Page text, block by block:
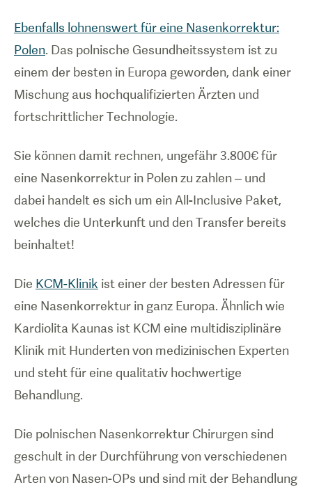
Ebenfalls lohnenswert für eine Nasenkorrektur:
Polen. Das polnische Gesundheitssystem ist zu
einem der besten in Europa geworden, dank einer
Mischung aus hochqualifizierten Ärzten und
fortschrittlicher Technologie.
Sie können damit rechnen, ungefähr 3.800€ für
eine Nasenkorrektur in Polen zu zahlen – und
dabei handelt es sich um ein All-Inclusive Paket,
welches die Unterkunft und den Transfer bereits
beinhaltet!
Die KCM-Klinik ist einer der besten Adressen für
eine Nasenkorrektur in ganz Europa. Ähnlich wie
Kardiolita Kaunas ist KCM eine multidisziplinäre
Klinik mit Hunderten von medizinischen Experten
und steht für eine qualitativ hochwertige
Behandlung.
Die polnischen Nasenkorrektur Chirurgen sind
geschult in der Durchführung von verschiedenen
Arten von Nasen-OPs und sind mit der Behandlung